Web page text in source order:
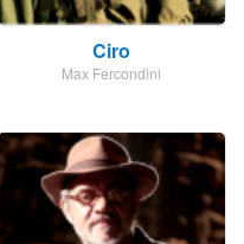
Ciro
Max Fercondini